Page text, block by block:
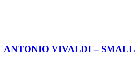
ANTONIO VIVALDI – SMALL